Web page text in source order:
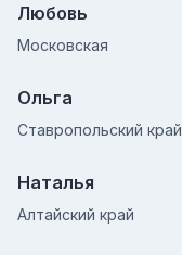
Любовь
Московская
Ольга
Ставропольский край
Наталья
Алтайский край